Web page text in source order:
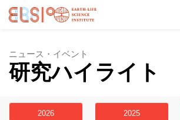
ニュース・イベント
研究ハイライト
2026 2025